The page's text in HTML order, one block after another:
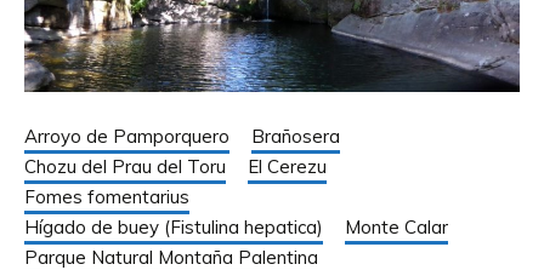
Arroyo de Pamporquero
Brañosera
Chozu del Prau del Toru
El Cerezu
Fomes fomentarius
Hígado de buey (Fistulina hepatica)
Monte Calar
Parque Natural Montaña Palentina